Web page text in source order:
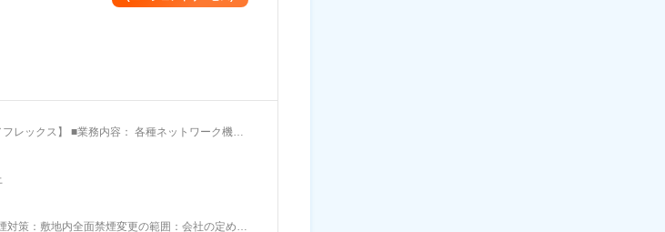
ネットワーク機器
策：敷地内全面禁煙変更の範囲：会社の定める